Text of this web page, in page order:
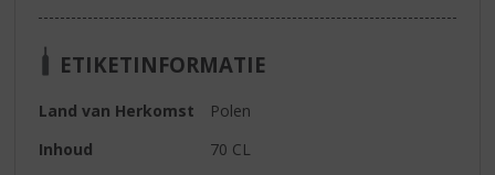
ETIKETINFORMATIE
Land van Herkomst
Polen
Inhoud
70 CL